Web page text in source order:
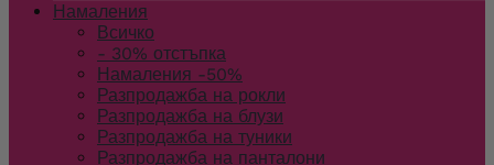
Намаления
Всичко
- 30% отстъпка
Намаления -50%
Разпродажба на рокли
Разпродажба на блузи
Разпродажба на туники
Разпродажба на панталони